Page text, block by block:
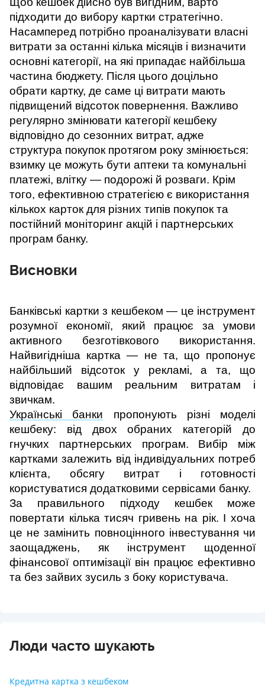
підходити до вибору картки стратегічно.
Насамперед потрібно проаналізувати власні
витрати за останні кілька місяців і визначити
основні категорії, на які припадає найбільша
частина бюджету. Після цього доцільно
обрати картку, де саме ці витрати мають
підвищений відсоток повернення. Важливо
регулярно змінювати категорії кешбеку
відповідно до сезонних витрат, адже
структура покупок протягом року змінюється:
взимку це можуть бути аптеки та комунальні
платежі, влітку — подорожі й розваги. Крім
того, ефективною стратегією є використання
кількох карток для різних типів покупок та
постійний моніторинг акцій і партнерських
програм банку.
Висновки
Банківські картки з кешбеком — це інструмент
розумної економії, який працює за умови
активного безготівкового використання.
Найвигідніша картка — не та, що пропонує
найбільший відсоток у рекламі, а та, що
відповідає вашим реальним витратам і
звичкам.
Українські банки пропонують різні моделі
кешбеку: від двох обраних категорій до
гнучких партнерських програм. Вибір між
картками залежить від індивідуальних потреб
клієнта, обсягу витрат і готовності
користуватися додатковими сервісами банку.
За правильного підходу кешбек може
повертати кілька тисяч гривень на рік. І хоча
це не замінить повноцінного інвестування чи
заощаджень, як інструмент щоденної
фінансової оптимізації він працює ефективно
та без зайвих зусиль з боку користувача.
Люди часто шукають
Кредитна картка з кешбеком